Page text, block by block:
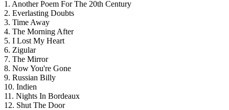
1. Another Poem For The 20th Century
2. Everlasting Doubts
3. Time Away
4. The Morning After
5. I Lost My Heart
6. Zigular
7. The Mirror
8. Now You're Gone
9. Russian Billy
10. Indien
11. Nights In Bordeaux
12. Shut The Door